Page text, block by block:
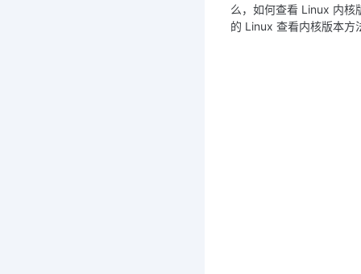
么，如何查看 Linux 内核
的 Linux 查看内核版本方